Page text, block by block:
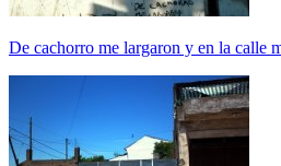
De cachorro me largaron y en la calle